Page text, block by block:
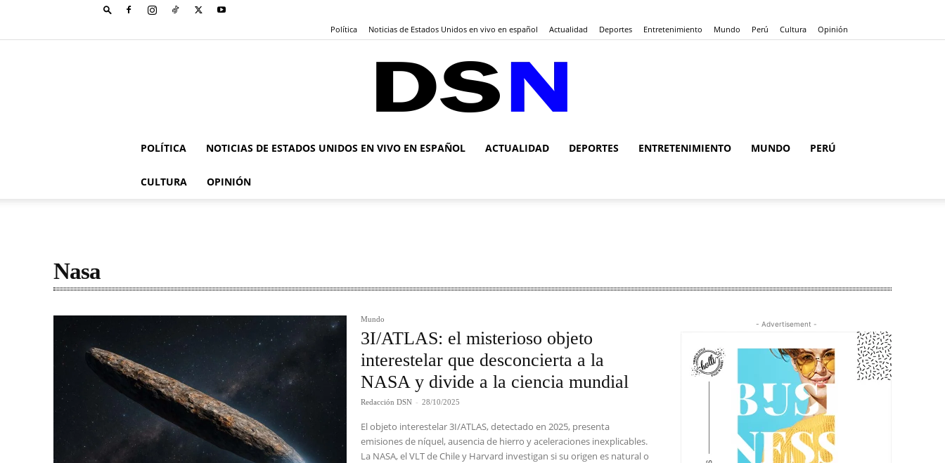
Política Noticias de Estados Unidos en vivo en español Actualidad Deportes Entretenimiento Mundo Perú Cultura Opinión
POLÍTICA NOTICIAS DE ESTADOS UNIDOS EN VIVO EN ESPAÑOL ACTUALIDAD DEPORTES ENTRETENIMIENTO MUNDO PERÚ
CULTURA OPINIÓN
Nasa
Mundo
3I/ATLAS: el misterioso objeto
interestelar que desconcierta a la
NASA y divide a la ciencia mundial
Redacción DSN - 28/10/2025
El objeto interestelar 3I/ATLAS, detectado en 2025, presenta
emisiones de níquel, ausencia de hierro y aceleraciones inexplicables.
La NASA, el VLT de Chile y Harvard investigan si su origen es natural o
- Advertisement -